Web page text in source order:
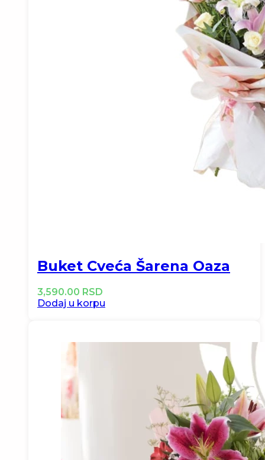
Buket Cveća Šarena Oaza
3,590.00 RSD
Dodaj u korpu